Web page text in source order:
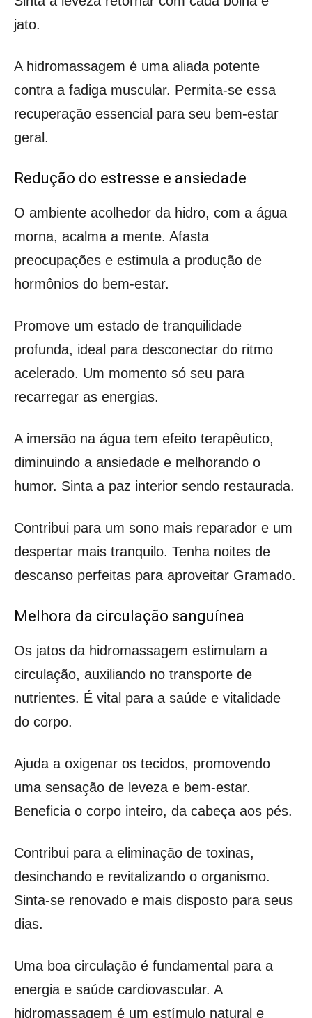
jato.
A hidromassagem é uma aliada potente
contra a fadiga muscular. Permita-se essa
recuperação essencial para seu bem-estar
geral.
Redução do estresse e ansiedade
O ambiente acolhedor da hidro, com a água
morna, acalma a mente. Afasta
preocupações e estimula a produção de
hormônios do bem-estar.
Promove um estado de tranquilidade
profunda, ideal para desconectar do ritmo
acelerado. Um momento só seu para
recarregar as energias.
A imersão na água tem efeito terapêutico,
diminuindo a ansiedade e melhorando o
humor. Sinta a paz interior sendo restaurada.
Contribui para um sono mais reparador e um
despertar mais tranquilo. Tenha noites de
descanso perfeitas para aproveitar Gramado.
Melhora da circulação sanguínea
Os jatos da hidromassagem estimulam a
circulação, auxiliando no transporte de
nutrientes. É vital para a saúde e vitalidade
do corpo.
Ajuda a oxigenar os tecidos, promovendo
uma sensação de leveza e bem-estar.
Beneficia o corpo inteiro, da cabeça aos pés.
Contribui para a eliminação de toxinas,
desinchando e revitalizando o organismo.
Sinta-se renovado e mais disposto para seus
dias.
Uma boa circulação é fundamental para a
energia e saúde cardiovascular. A
hidromassagem é um estímulo natural e